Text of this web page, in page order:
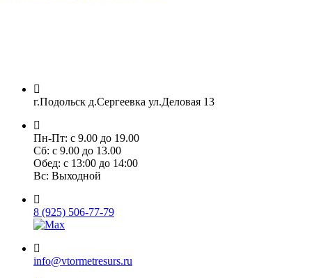
г.Подольск д.Сергеевка ул.Деловая 13
Пн-Пт: с 9.00 до 19.00
Сб: с 9.00 до 13.00
Обед: с 13:00 до 14:00
Вс: Выходной
8 (925) 506-77-79
info@vtormetresurs.ru